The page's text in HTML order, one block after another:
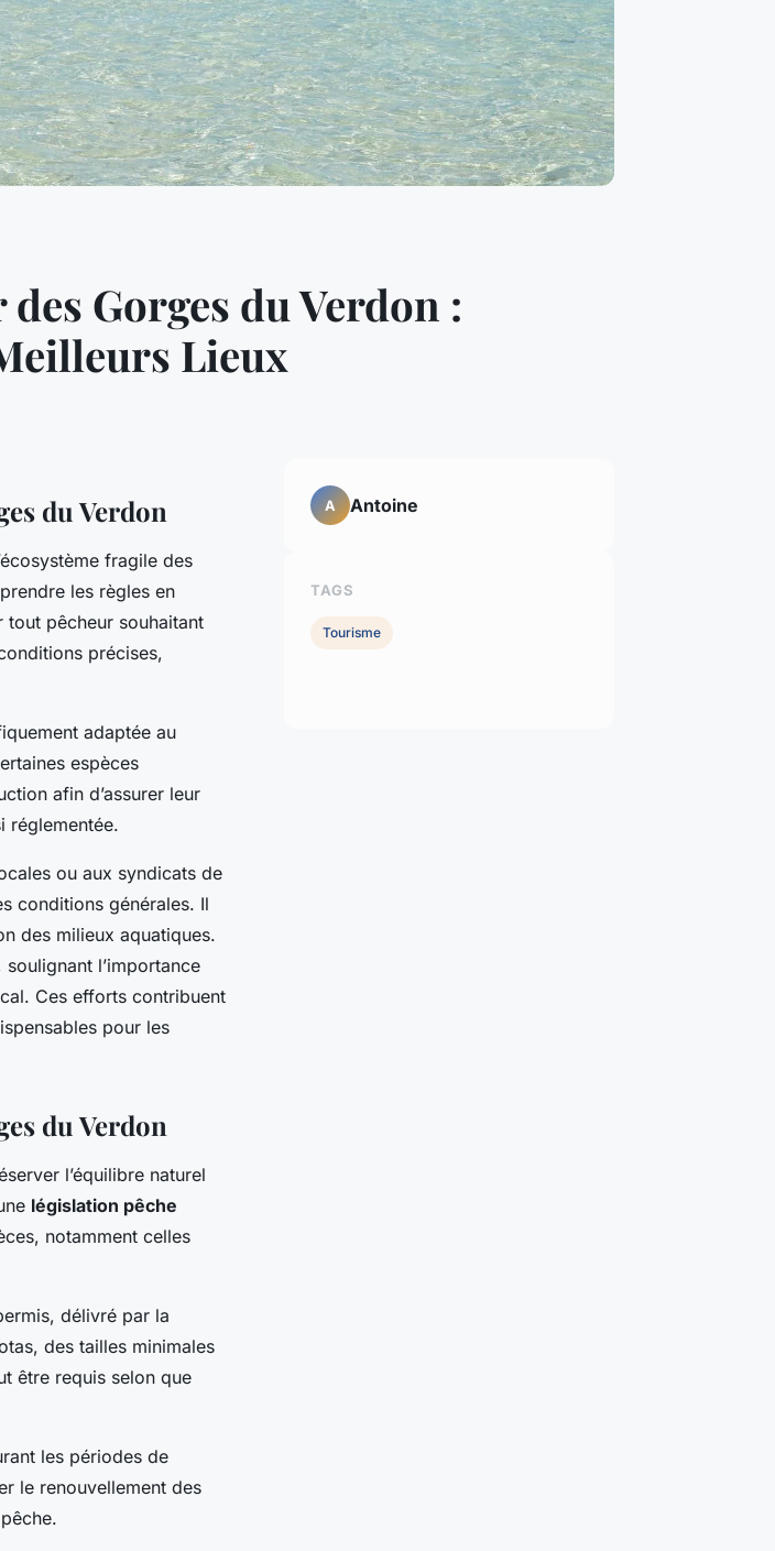
Gorges du Verdon :
Lieux
du Verdon
fragile des
les règles en
pêcheur souhaitant
précises,
adaptée au
espèces
afin d’assurer leur
réglementée.
ou aux syndicats de
conditions générales. Il
des milieux aquatiques.
l’importance
Ces efforts contribuent
pour les
du Verdon
l’équilibre naturel
législation pêche
notamment celles
délivré par la
des tailles minimales
être requis selon que
les périodes de
le renouvellement des
A Antoine
TAGS
Tourisme